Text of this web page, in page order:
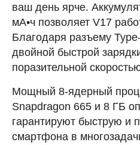
ваш день ярче.
мА•ч позволяет V17
Благодаря разъему
двойной быстрой
поразительной
Мощный 8-ядерный
Snapdragon 665 и 8 ГБ
гарантируют быструю и
смартфона в